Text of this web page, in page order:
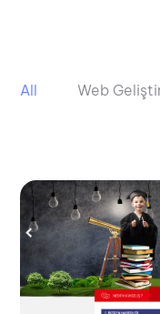
All Web